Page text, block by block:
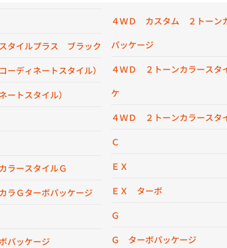
イルプラス ブラック
ディネートスタイル）
トスタイル）
ラースタイルＧ
ラＧターボパッケージ
パッケージ
４ＷＤ カスタム ２トーン
パッケージ
４ＷＤ ２トーンカラースタ
ケ
４ＷＤ ２トーンカラース
Ｃ
ＥＸ
ＥＸ ターボ
Ｇ
Ｇ ターボパッケージ